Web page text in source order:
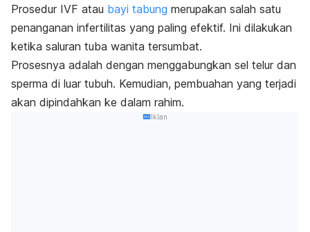
Prosedur IVF atau bayi tabung merupakan salah satu
penanganan infertilitas yang paling efektif. Ini dilakukan
ketika saluran tuba wanita tersumbat.
Prosesnya adalah dengan menggabungkan sel telur dan
sperma di luar tubuh. Kemudian, pembuahan yang terjadi
akan dipindahkan ke dalam rahim.
Iklan